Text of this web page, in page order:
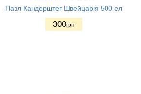
Пазл Кандерштег Швейцарія 500 ел
300грн